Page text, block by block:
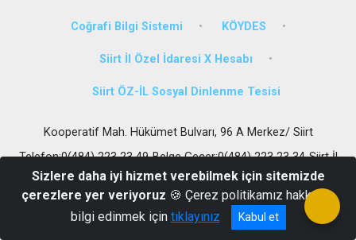
Coğrafi Bilgi Sistemi KÖYDES
Siirt İl Özel İdaresi X Hesabı
Siirt ÖZ-İL Sosyal Dinlenme Tesisi
Kooperatif Mah. Hükümet Bulvarı, 96 A Merkez/ Siirt
Telefon:0(484) 223 23 49-Belge Geçer:0(484) 223 23 34-Siirt İl
Özel İdaresi Sosyal Tesisleri Tel.:0(484)254 20 30
Sizlere daha iyi hizmet verebilmek için sitemizde
çerezlere yer veriyoruz 🍪 Çerez politikamız hakkında
bilgi edinmek için tıklayınız Kabul et